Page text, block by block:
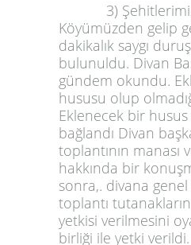
3)
Köyümüzden gelip
dakikalık saygı
bulunuldu. Divan
gündem okundu.
hususu olup
Eklenecek bir husus
bağlandı Divan
toplantının manası
hakkında bir
sonra,. divana
toplantı
yetkisi verilmesini
birliği ile yetki verildi.